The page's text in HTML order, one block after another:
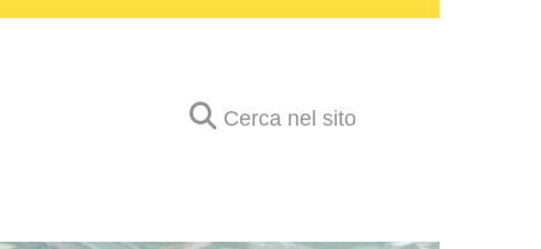
Cerca nel sito